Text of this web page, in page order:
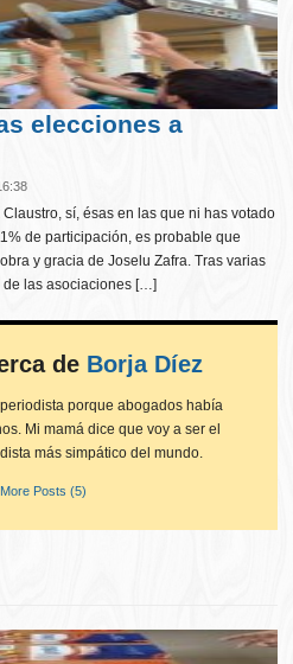
elecciones a
sí, ésas en las que ni has votado
de participación, es probable que
y gracia de Joselu Zafra. Tras varias
de las asociaciones […]
de Borja Díez
porque abogados había
Mi mamá dice que voy a ser el
más simpático del mundo.
More Posts (5)